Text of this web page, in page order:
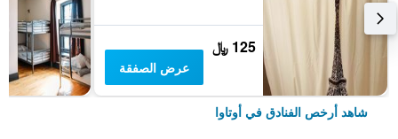
125 ﷼
عرض الصفقة
شاهد أرخص الفنادق في أوتاوا